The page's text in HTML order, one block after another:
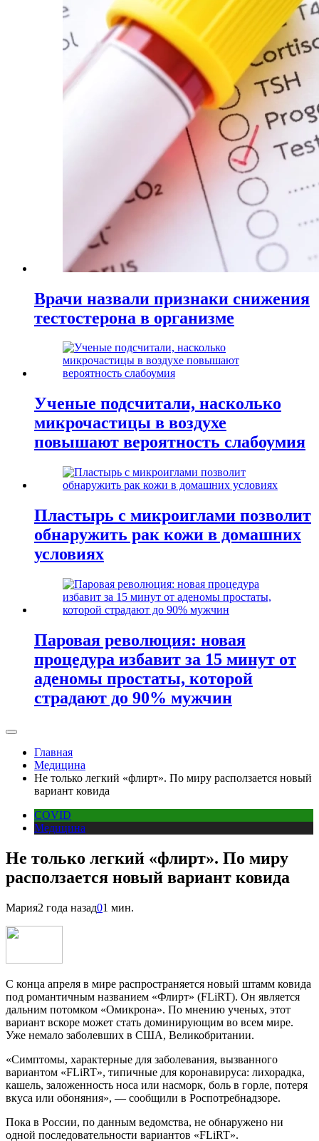
Врачи назвали признаки снижения
тестостерона в организме
Ученые подсчитали, насколько
микрочастицы в воздухе
повышают вероятность слабоумия
Пластырь с микроиглами позволит
обнаружить рак кожи в домашних
условиях
Паровая революция: новая
процедура избавит за 15 минут от
аденомы простаты, которой
страдают до 90% мужчин
Главная
Медицина
Не только легкий «флирт». По миру расползается новый
вариант ковида
COVID
Медицина
Не только легкий «флирт». По миру
расползается новый вариант ковида
Мария2 года назад01 мин.
С конца апреля в мире распространяется новый штамм ковида
под романтичным названием «Флирт» (FLiRT). Он является
дальним потомком «Омикрона». По мнению ученых, этот
вариант вскоре может стать доминирующим во всем мире.
Уже немало заболевших в США, Великобритании.
«Симптомы, характерные для заболевания, вызванного
вариантом «FLiRT», типичные для коронавируса: лихорадка,
кашель, заложенность носа или насморк, боль в горле, потеря
вкуса или обоняния», — сообщили в Роспотребнадзоре.
Пока в России, по данным ведомства, не обнаружено ни
одной последовательности вариантов «FLiRT».